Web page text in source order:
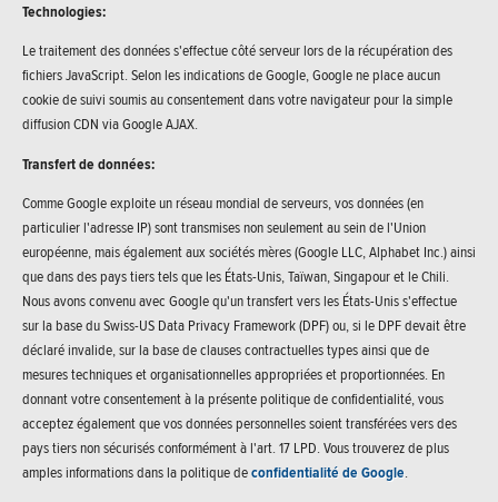
Technologies:
Le traitement des données s'effectue côté serveur lors de la récupération des
fichiers JavaScript. Selon les indications de Google, Google ne place aucun
cookie de suivi soumis au consentement dans votre navigateur pour la simple
diffusion CDN via Google AJAX.
Transfert de données:
Comme Google exploite un réseau mondial de serveurs, vos données (en
particulier l'adresse IP) sont transmises non seulement au sein de l'Union
européenne, mais également aux sociétés mères (Google LLC, Alphabet Inc.) ainsi
que dans des pays tiers tels que les États-Unis, Taïwan, Singapour et le Chili.
Nous avons convenu avec Google qu'un transfert vers les États-Unis s'effectue
sur la base du Swiss-US Data Privacy Framework (DPF) ou, si le DPF devait être
déclaré invalide, sur la base de clauses contractuelles types ainsi que de
mesures techniques et organisationnelles appropriées et proportionnées. En
donnant votre consentement à la présente politique de confidentialité, vous
acceptez également que vos données personnelles soient transférées vers des
pays tiers non sécurisés conformément à l'art. 17 LPD. Vous trouverez de plus
amples informations dans la politique deconfidentialité de Google.